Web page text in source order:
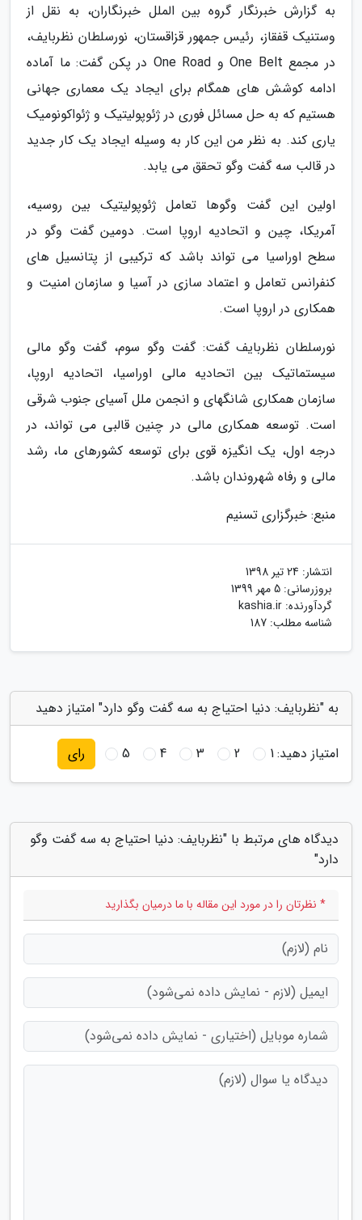
به گزارش خبرنگار گروه بین الملل خبرنگاران، به نقل از
وستنیک قفقاز، رئیس جمهور قزاقستان، نورسلطان نظربایف،
در مجمع One Belt و One Road در پکن گفت: ما آماده
ادامه کوشش های همگام برای ایجاد یک معماری جهانی
هستیم که به حل مسائل فوری در ژئوپولیتیک و ژئواکونومیک
یاری کند. به نظر من این کار به وسیله ایجاد یک کار جدید
در قالب سه گفت وگو تحقق می یابد.
اولین این گفت وگوها تعامل ژئوپولیتیک بین روسیه،
آمریکا، چین و اتحادیه اروپا است. دومین گفت وگو در
سطح اوراسیا می تواند باشد که ترکیبی از پتانسیل های
کنفرانس تعامل و اعتماد سازی در آسیا و سازمان امنیت و
همکاری در اروپا است.
نورسلطان نظربایف گفت: گفت وگو سوم، گفت وگو مالی
سیستماتیک بین اتحادیه مالی اوراسیا، اتحادیه اروپا،
سازمان همکاری شانگهای و انجمن ملل آسیای جنوب شرقی
است. توسعه همکاری مالی در چنین قالبی می تواند، در
درجه اول، یک انگیزه قوی برای توسعه کشورهای ما، رشد
مالی و رفاه شهروندان باشد.
منبع: خبرگزاری تسنیم
انتشار: 24 تیر 1398
بروزرسانی: 5 مهر 1399
گردآورنده: kashia.ir
شناسه مطلب: 187
به "نظربایف: دنیا احتیاج به سه گفت وگو دارد" امتیاز دهید
امتیاز دهید:1
2
3
4
5 رای
دیدگاه های مرتبط با "نظربایف: دنیا احتیاج به سه گفت وگو
دارد"
* نظرتان را در مورد این مقاله با ما درمیان بگذارید